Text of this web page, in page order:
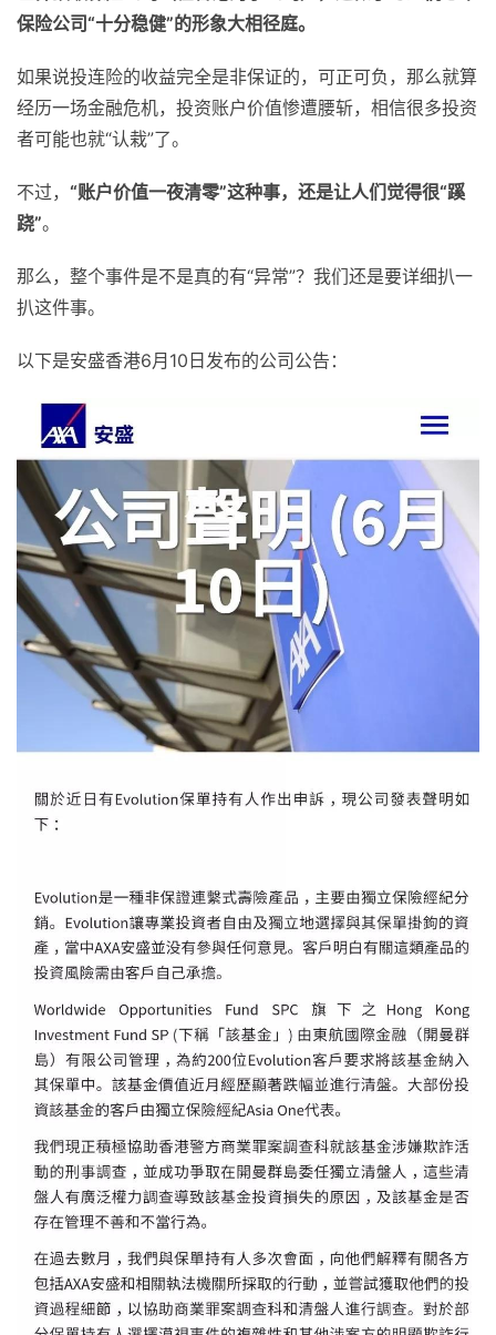
保险公司“十分稳健”的形象大相径庭。
如果说投连险的收益完全是非保证的，可正可负，那么就算
经历一场金融危机，投资账户价值惨遭腰斩，相信很多投资
者可能也就“认栽”了。
不过， “账户价值一夜清零”这种事，还是让人们觉得很“蹊
跷”。
那么，整个事件是不是真的有“异常”？我们还是要详细扒一
扒这件事。
以下是安盛香港6月10日发布的公司公告：